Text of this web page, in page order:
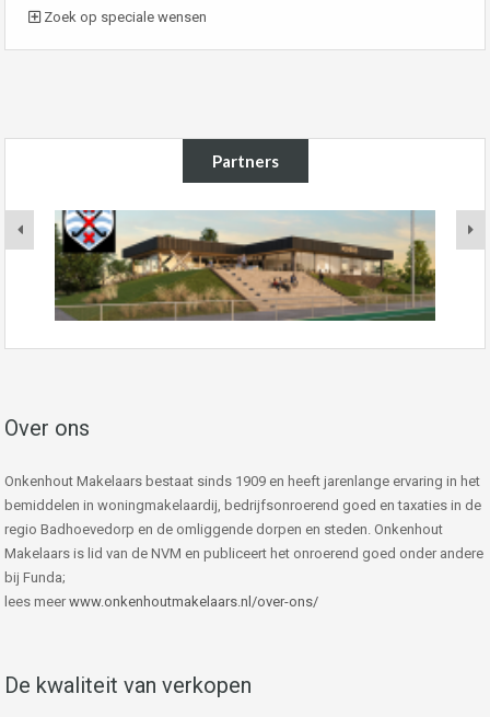
Zoek op speciale wensen
Partners
Over ons
Onkenhout Makelaars bestaat sinds 1909 en heeft jarenlange ervaring in het
bemiddelen in woningmakelaardij, bedrijfsonroerend goed en taxaties in de
regio Badhoevedorp en de omliggende dorpen en steden. Onkenhout
Makelaars is lid van de NVM en publiceert het onroerend goed onder andere
bij Funda;
lees meer www.onkenhoutmakelaars.nl/over-ons/
De kwaliteit van verkopen